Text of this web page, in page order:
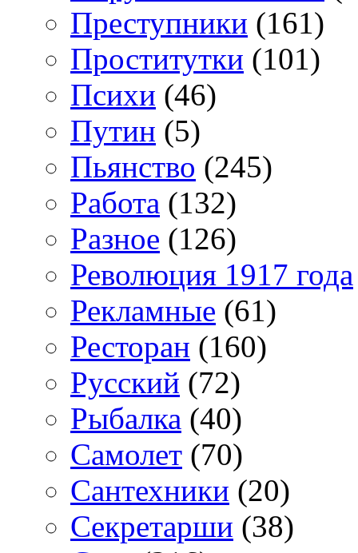
Преступники (161)
Проститутки (101)
Психи (46)
Путин (5)
Пьянство (245)
Работа (132)
Разное (126)
Революция 1917 года
Рекламные (61)
Ресторан (160)
Русский (72)
Рыбалка (40)
Самолет (70)
Сантехники (20)
Секретарши (38)